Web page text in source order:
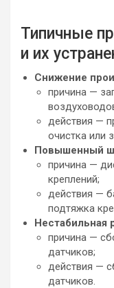
Типичные
и их
Снижение
причина —
действия —
очистка или
Повышенный
причина —
креплений;
действия —
подтяжка
Нестабильная
причина —
датчиков;
действия —
датчиков.